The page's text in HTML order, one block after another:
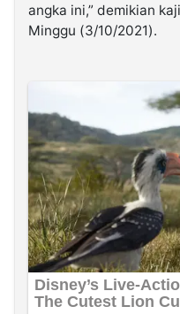
angka ini,” demikian
Minggu (3/10/2021).